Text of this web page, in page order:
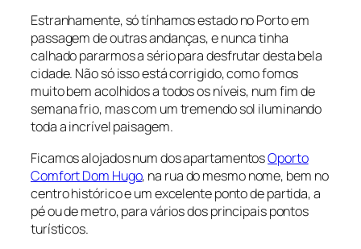
Estranhamente, só tínhamos estado no Porto em
passagem de outras andanças, e nunca tinha
calhado pararmos a sério para desfrutar desta bela
cidade. Não só isso está corrigido, como fomos
muito bem acolhidos a todos os níveis, num fim de
semana frio, mas com um tremendo sol iluminando
toda a incrível paisagem.
Ficamos alojados num dos apartamentosOporto
Comfort Dom Hugo, na rua do mesmo nome, bem no
centro histórico e um excelente ponto de partida, a
pé ou de metro, para vários dos principais pontos
turísticos.